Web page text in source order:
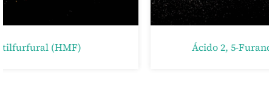
Ácido 2, 5-Furandicarboxílico (FDCA)